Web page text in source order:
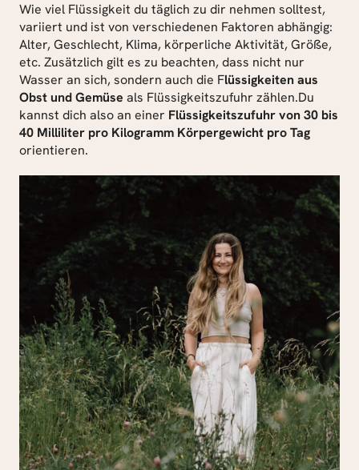
Wie viel Flüssigkeit du täglich zu dir nehmen solltest,
variiert und ist von verschiedenen Faktoren abhängig:
Alter, Geschlecht, Klima, körperliche Aktivität, Größe,
etc. Zusätzlich gilt es zu beachten, dass nicht nur
Wasser an sich, sondern auch die Flüssigkeiten aus
Obst und Gemüse als Flüssigkeitszufuhr zählen.Du
kannst dich also an einer Flüssigkeitszufuhr von 30 bis
40 Milliliter pro Kilogramm Körpergewicht pro Tag
orientieren.